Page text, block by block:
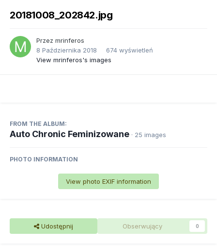
20181008_202842.jpg
Przez mrinferos
8 Października 2018
674 wyświetleń
View mrinferos's images
FROM THE ALBUM:
Auto Chronic Feminizowane · 25 images
PHOTO INFORMATION
View photo EXIF information
Udostępnij Obserwujący 0